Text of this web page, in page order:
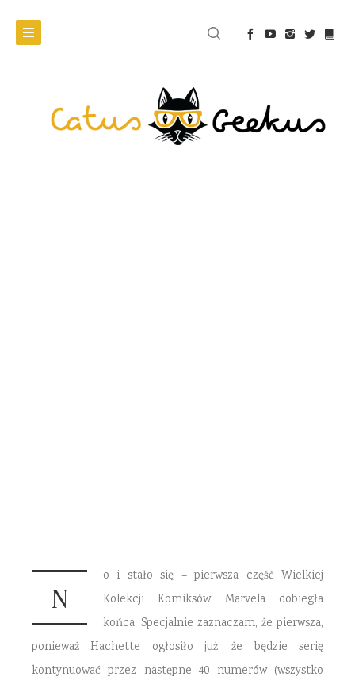
N
o i stało się – pierwsza część Wielkiej
Kolekcji Komiksów Marvela dobiegła
końca. Specjalnie zaznaczam, że pierwsza,
ponieważ Hachette ogłosiło już, że będzie serię
kontynuować przez następne 40 numerów (wszystko